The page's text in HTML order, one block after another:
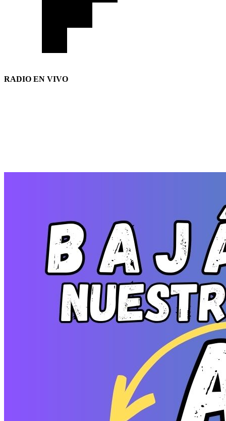
RADIO EN VIVO